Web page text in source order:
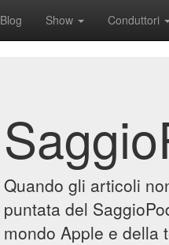
Blog Show Conduttori
Quando gli articoli
puntata del
mondo Apple e della